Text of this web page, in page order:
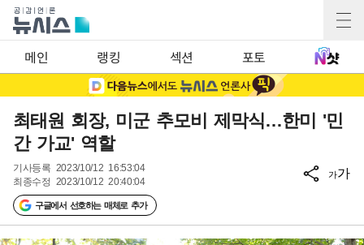
메인 랭킹 섹션 포토
최태원 회장, 미군 추모비 제막식…한미 '민
간 가교' 역할
기사등록 2023/10/12 16:53:04
최종수정 2023/10/12 20:40:04
구글에서 선호하는 매체로 추가
가가